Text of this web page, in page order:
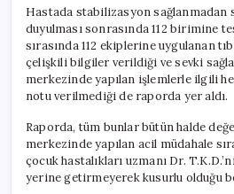
Hastada stabilizasyon sağlanmadan
duyulması sonrasında 112 birimine
sırasında 112 ekiplerine uygulanan
çelişkili bilgiler verildiği ve sevki
merkezinde yapılan işlemlerle ilgili
notu verilmediği de raporda yer aldı.
Raporda, tüm bunlar bütün halde
merkezinde yapılan acil müdahale
çocuk hastalıkları uzmanı Dr.
yerine getirmeyerek kusurlu olduğu